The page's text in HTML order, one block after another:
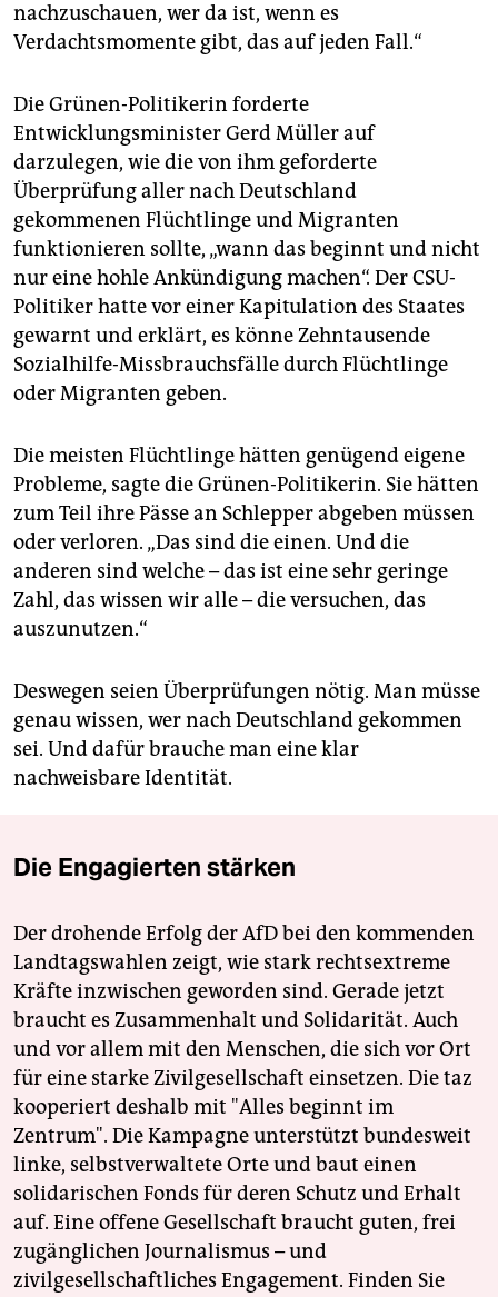
nachzuschauen, wer da ist, wenn es
Verdachtsmomente gibt, das auf jeden Fall.“
Die Grünen-Politikerin forderte
Entwicklungsminister Gerd Müller auf
darzulegen, wie die von ihm geforderte
Überprüfung aller nach Deutschland
gekommenen Flüchtlinge und Migranten
funktionieren sollte, „wann das beginnt und nicht
nur eine hohle Ankündigung machen“. Der CSU-
Politiker hatte vor einer Kapitulation des Staates
gewarnt und erklärt, es könne Zehntausende
Sozialhilfe-Missbrauchsfälle durch Flüchtlinge
oder Migranten geben.
Die meisten Flüchtlinge hätten genügend eigene
Probleme, sagte die Grünen-Politikerin. Sie hätten
zum Teil ihre Pässe an Schlepper abgeben müssen
oder verloren. „Das sind die einen. Und die
anderen sind welche – das ist eine sehr geringe
Zahl, das wissen wir alle – die versuchen, das
auszunutzen.“
Deswegen seien Überprüfungen nötig. Man müsse
genau wissen, wer nach Deutschland gekommen
sei. Und dafür brauche man eine klar
nachweisbare Identität.
Die Engagierten stärken
Der drohende Erfolg der AfD bei den kommenden
Landtagswahlen zeigt, wie stark rechtsextreme
Kräfte inzwischen geworden sind. Gerade jetzt
braucht es Zusammenhalt und Solidarität. Auch
und vor allem mit den Menschen, die sich vor Ort
für eine starke Zivilgesellschaft einsetzen. Die taz
kooperiert deshalb mit "Alles beginnt im
Zentrum". Die Kampagne unterstützt bundesweit
linke, selbstverwaltete Orte und baut einen
solidarischen Fonds für deren Schutz und Erhalt
auf. Eine offene Gesellschaft braucht guten, frei
zugänglichen Journalismus – und
zivilgesellschaftliches Engagement. Finden Sie